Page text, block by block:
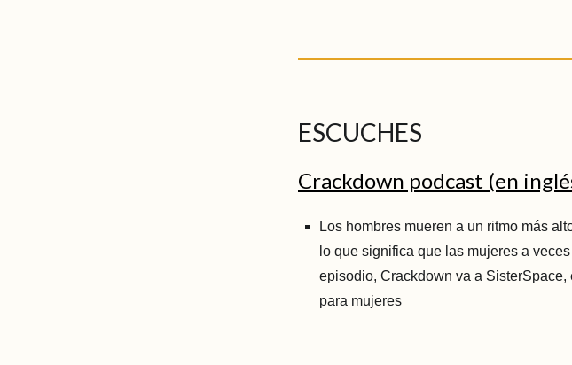
ESCUCHES
Crackdown podcast (en
Los hombres mueren a un ritmo más
lo que significa que las mujeres a
episodio, Crackdown va a
para mujeres